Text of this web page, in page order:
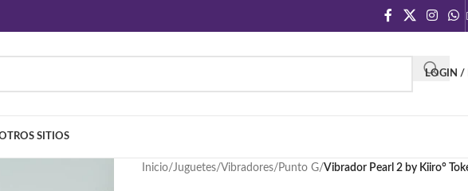
LOGIN /
SITIOS
Inicio/Juguetes/Vibradores/ Punto G/Vibrador Pearl 2 by Kiiro°